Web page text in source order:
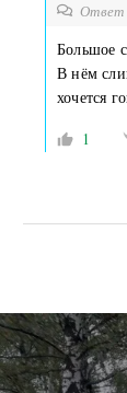
Большое
В нём
хочется
1